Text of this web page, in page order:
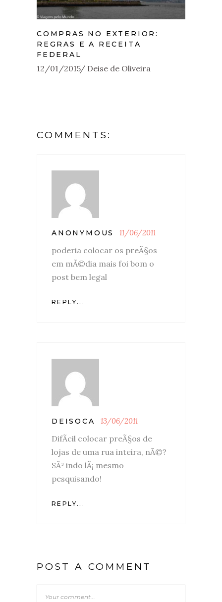
COMPRAS NO EXTERIOR:
REGRAS E A RECEITA
FEDERAL
12/01/2015 Deise de Oliveira
COMMENTS:
ANONYMOUS 11/06/2011
poderia colocar os preÃ§os
em mÃ©dia mais foi bom o
post bem legal
REPLY...
DEISOCA 13/06/2011
DifÃ­cil colocar preÃ§os de
lojas de uma rua inteira, nÃ©?
SÃ³ indo lÃ¡ mesmo
pesquisando!
REPLY...
POST A COMMENT